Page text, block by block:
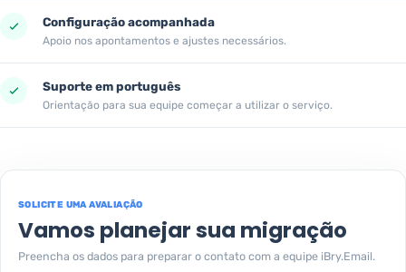
Configuração acompanhada
Apoio nos apontamentos e ajustes necessários.
Suporte em português
Orientação para sua equipe começar a utilizar o serviço.
SOLICITE UMA AVALIAÇÃO
Vamos planejar sua migração
Preencha os dados para preparar o contato com a equipe iBry.Email.